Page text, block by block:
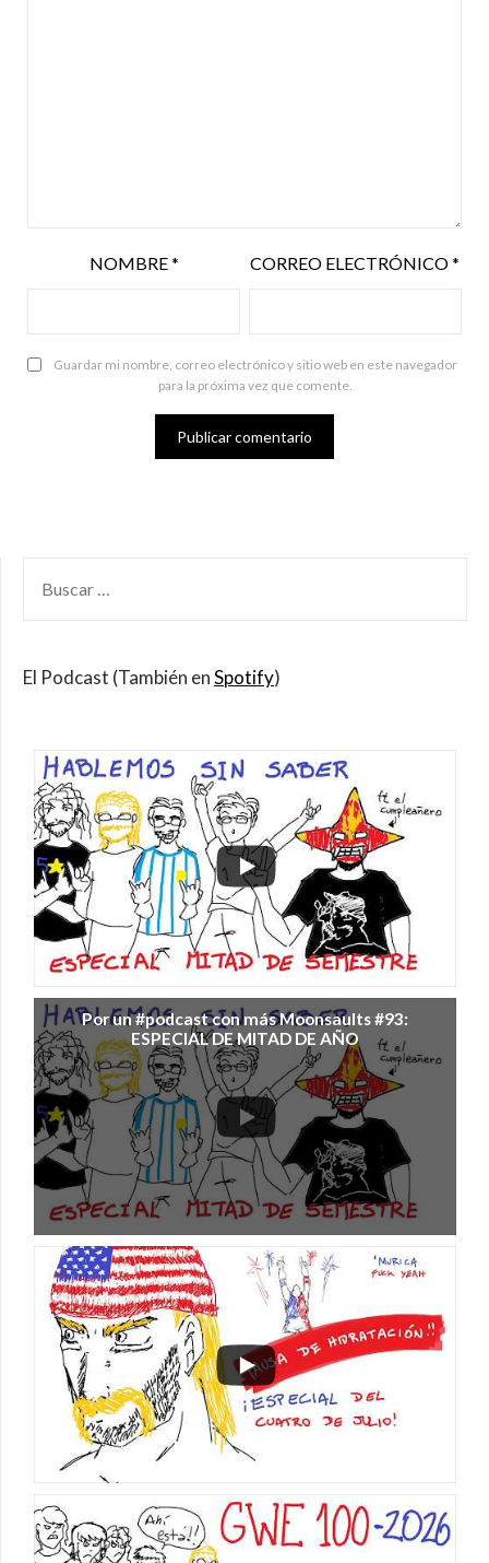
NOMBRE* CORREO ELECTRÓNICO*
Guardar mi nombre, correo electrónico y sitio web en este navegador
para la próxima vez que comente.
POR:
El Podcast (También enSpotify)
Por un #podcast con más Moonsaults #93:
ESPECIAL DE MITAD DE AÑO